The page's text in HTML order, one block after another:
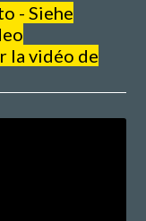
- Siehe
la vidéo de